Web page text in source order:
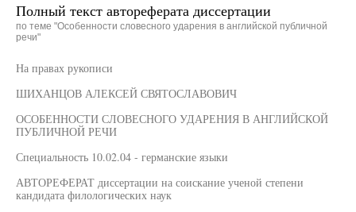
Полный текст автореферата диссертации
по теме "Особенности словесного ударения в английской публичной
речи"
На правах рукописи
ШИХАНЦОВ АЛЕКСЕЙ СВЯТОСЛАВОВИЧ
ОСОБЕННОСТИ СЛОВЕСНОГО УДАРЕНИЯ В АНГЛИЙСКОЙ
ПУБЛИЧНОЙ РЕЧИ
Специальность 10.02.04 - германские языки
АВТОРЕФЕРАТ диссертации на соискание ученой степени
кандидата филологических наук